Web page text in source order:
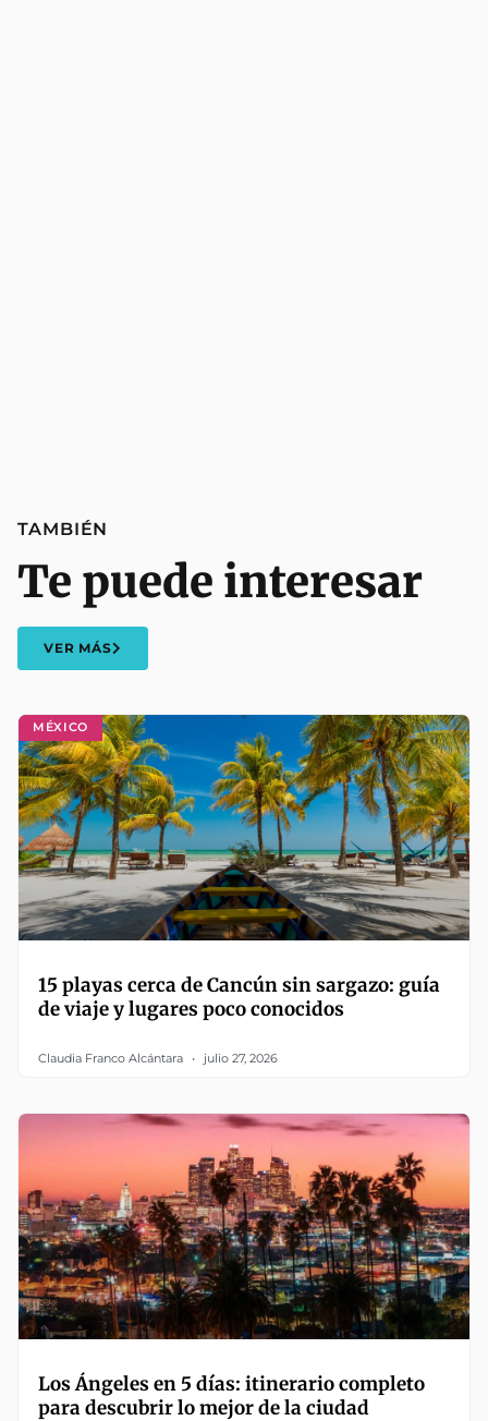
MÉXICO
15 playas cerca de Cancún sin sargazo: guía
de viaje y lugares poco conocidos
Claudia Franco Alcántara julio 27, 2026
Los Ángeles en 5 días: itinerario completo
para descubrir lo mejor de la ciudad
TAMBIÉN
Te puede interesar
VER MÁS